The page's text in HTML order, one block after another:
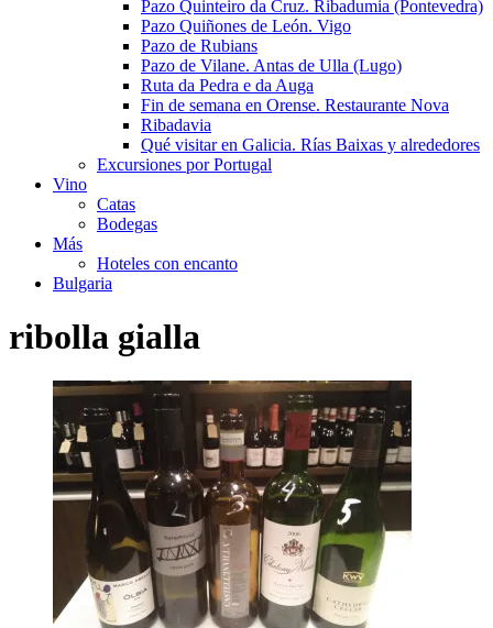
Pazo Quinteiro da Cruz. Ribadumia (Pontevedra)
Pazo Quiñones de León. Vigo
Pazo de Rubians
Pazo de Vilane. Antas de Ulla (Lugo)
Ruta da Pedra e da Auga
Fin de semana en Orense. Restaurante Nova
Ribadavia
Qué visitar en Galicia. Rías Baixas y alrededores
Excursiones por Portugal
Vino
Catas
Bodegas
Más
Hoteles con encanto
Bulgaria
ribolla gialla